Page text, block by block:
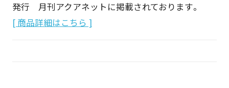
発行 月刊アクアネットに掲載されております。
[ 商品詳細はこちら ]